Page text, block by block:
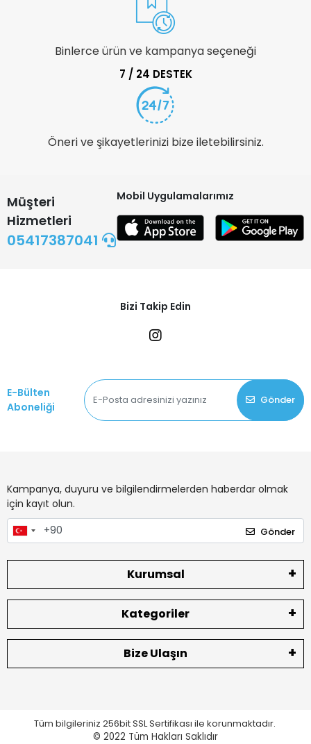
Binlerce ürün ve kampanya seçeneği
7 / 24 DESTEK
Öneri ve şikayetlerinizi bize iletebilirsiniz.
Müşteri
Hizmetleri
05417387041
Mobil Uygulamalarımız
Bizi Takip Edin
E-Bülten
Aboneliği
Gönder
Kampanya, duyuru ve bilgilendirmelerden haberdar olmak
için kayıt olun.
Gönder
Kurumsal
Kategoriler
Bize Ulaşın
Tüm bilgileriniz 256bit SSL Sertifikası ile korunmaktadır.
© 2022 Tüm Hakları Saklıdır